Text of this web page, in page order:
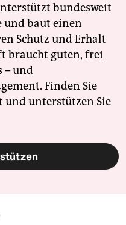
bundesweit
und baut einen
Schutz und Erhalt
braucht guten, frei
– und
Finden Sie
und unterstützen Sie